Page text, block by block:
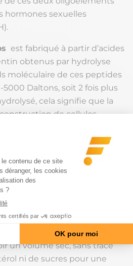
hormones sexuelles
est fabriqué à partir d’acides
obtenus par hydrolyse
moléculaire de ces peptides
Daltons, soit 2 fois plus
cela signifie que la
de cellules
deux fois supérieure à
d’acides aminés.
en glycine, acide
et au stockage du
permettant une bonne santé
sont des atouts précieux
musculaire tout en
riches en créatine et
un volume sec, sans trace
ni de sucres pour une